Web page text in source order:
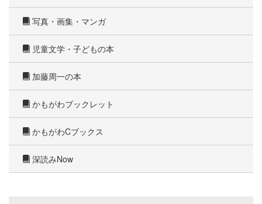
写真・画集・マンガ
児童文学・子どもの本
加藤周一の本
かもがわブックレット
かもがわCブックス
深読みNow